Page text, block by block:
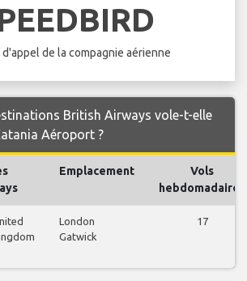
de la compagnie aérienne
British Airways vole-t-elle
Aéroport ?
Emplacement
Vols
hebdomadaires
London
Gatwick
17